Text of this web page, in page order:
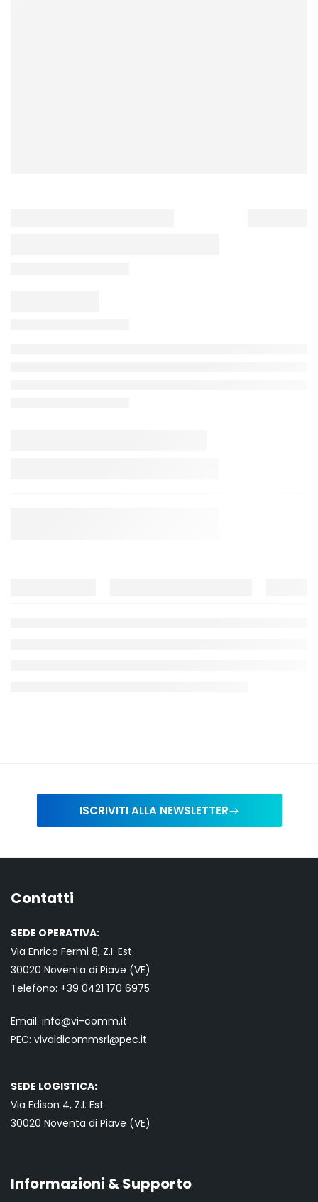
ISCRIVITI ALLA NEWSLETTER
Contatti
SEDE OPERATIVA:
Via Enrico Fermi 8, Z.I. Est
30020 Noventa di Piave (VE)
Telefono: +39 0421 170 6975
Email: info@vi-comm.it
PEC: vivaldicommsrl@pec.it
SEDE LOGISTICA:
Via Edison 4, Z.I. Est
30020 Noventa di Piave (VE)
Informazioni & Supporto